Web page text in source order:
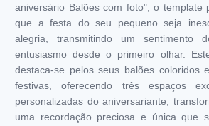
aniversário Balões com foto", o template
que a festa do seu pequeno seja
alegria, transmitindo um sentimento
entusiasmo desde o primeiro olhar.
destaca-se pelos seus balões coloridos
festivas, oferecendo três espaços
personalizadas do aniversariante,
uma recordação preciosa e única que